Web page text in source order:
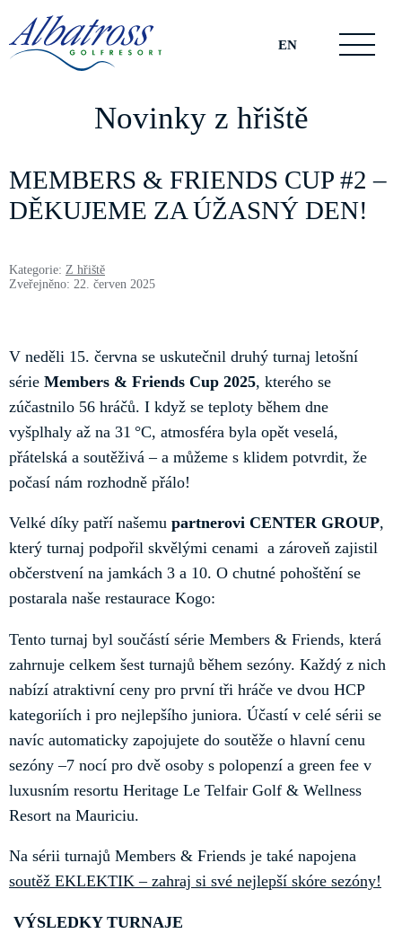
EN
Novinky z hřiště
MEMBERS & FRIENDS CUP #2 –
DĚKUJEME ZA ÚŽASNÝ DEN!
Kategorie: Z hřiště
Zveřejněno: 22. červen 2025
V neděli 15. června se uskutečnil druhý turnaj letošní
série Members & Friends Cup 2025, kterého se
zúčastnilo 56 hráčů. I když se teploty během dne
vyšplhaly až na 31 °C, atmosféra byla opět veselá,
přátelská a soutěživá – a můžeme s klidem potvrdit, že
počasí nám rozhodně přálo!
Velké díky patří našemu partnerovi CENTER GROUP,
který turnaj podpořil skvělými cenami a zároveň zajistil
občerstvení na jamkách 3 a 10. O chutné pohoštění se
postarala naše restaurace Kogo:
Tento turnaj byl součástí série Members & Friends, která
zahrnuje celkem šest turnajů během sezóny. Každý z nich
nabízí atraktivní ceny pro první tři hráče ve dvou HCP
kategoriích i pro nejlepšího juniora. Účastí v celé sérii se
navíc automaticky zapojujete do soutěže o hlavní cenu
sezóny –7 nocí pro dvě osoby s polopenzí a green fee v
luxusním resortu Heritage Le Telfair Golf & Wellness
Resort na Mauriciu.
Na sérii turnajů Members & Friends je také napojena
soutěž EKLEKTIK – zahraj si své nejlepší skóre sezóny!
VÝSLEDKY TURNAJE